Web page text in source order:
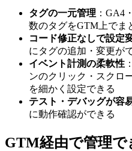
タグの一元管理 ：GA4
数のタグをGTM上でま
コード修正なしで設定
にタグの追加・変更が
イベント計測の柔軟性
ンのクリック・スクロ
を細かく設定できる
テスト・デバッグが容
に動作確認ができる
GTM経由で管理で